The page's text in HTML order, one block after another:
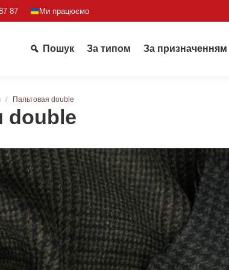
87 Ми працюємо
Пошук За типом За призначенням
double
Пальтовая double